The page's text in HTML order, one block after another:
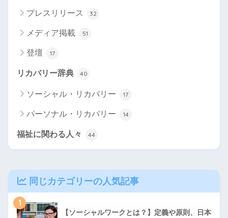
プレスリリース 32
メディア掲載 51
登壇 17
リカバリー辞典 40
ソーシャル・リカバリー 17
パーソナル・リカバリー 14
福祉に関わる人々 44
同じカテゴリーの人気記事
1
【ソーシャルワークとは？】定義や原則、日本